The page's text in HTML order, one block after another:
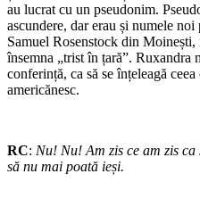
au lucrat cu un pseudonim.
ascundere, dar erau și numele
Samuel Rosenstock din Moinești,
însemna „trist în țară”. Ruxandra
conferință, ca să se înțeleagă
americănesc.
RC: Nu! Nu! Am zis ce am zis ca
să nu mai poată ieși.